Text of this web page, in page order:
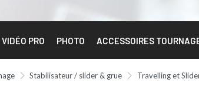
VIDÉO PRO PHOTO ACCESSOIRES
Stabilisateur / slider & grue Travelling et